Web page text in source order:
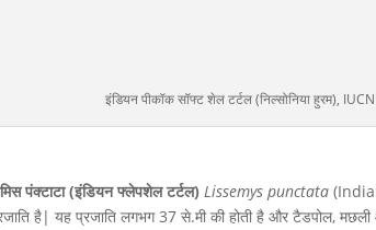
इंडियन पीकॉक सॉफ्ट शेल टर्टल (निल्सोनिया हुरम),
पंक्टाटा (इंडियन फ्लेपशेल टर्टल)Lissemys punctata
है| यह प्रजाति लगभग 37 से.मी की होती है और टैडपोल,